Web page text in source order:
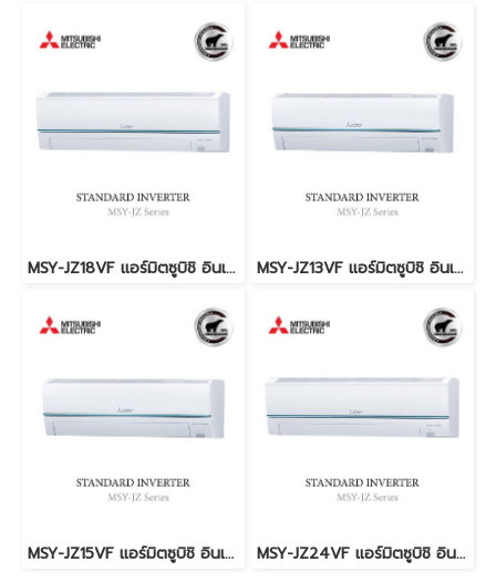
MSY-JZ18VF แอร์มิตซูบิชิ อินเวอร์เตอร์ น้ำยา R-32 17,742 BTU. (MITSUBISHI ELECTRIC - STANDARD INVERTER) พร้อมบริการติดตั้ง MSY-JZ13VF แอร์มิตซูบิชิ อินเวอร์เตอร์ น้ำยา R-32 12,624 BTU. (MITSUBISHI ELECTRIC - STANDARD INVERTER) พร้อมบริการติดตั้ง
MSY-JZ15VF แอร์มิตซูบิชิ อินเวอร์เตอร์ น้ำยา R-32 14,330 BTU. (MITSUBISHI ELECTRIC - STANDARD INVERTER) พร้อมบริการติดตั้ง MSY-JZ24VF แอร์มิตซูบิชิ อินเวอร์เตอร์ น้ำยา R-32 22,519 BTU. (MITSUBISHI ELECTRIC - STANDARD INVERTER) พร้อมบริการติดตั้ง